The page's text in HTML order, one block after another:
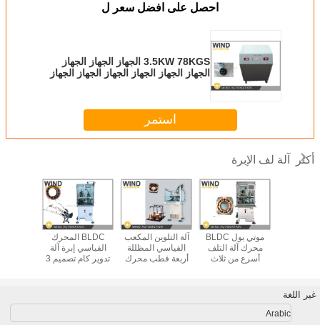
احصل على افضل سعر ل
3.5KW 78KGS الجهاز الجهاز الجهاز
الجهاز الجهاز الجهاز الجهاز الجهاز الجهاز
استمر
أكثر آلة لف الإبرة
BLDC المحرك
القياسي إبرة آلة
تدوير كام تصميم 3
آلة التلوين المكعب
القياسي المظللة
أربعة قطب محرك
موتي بول BLDC
محرك آلة التلف
أسرع من ثلاث
غير اللغة
Arabic